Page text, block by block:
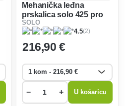
Mehanička leđna
prskalica solo 425 pro
SOLO
4.5(2)
216,90 €
− + U košaricu